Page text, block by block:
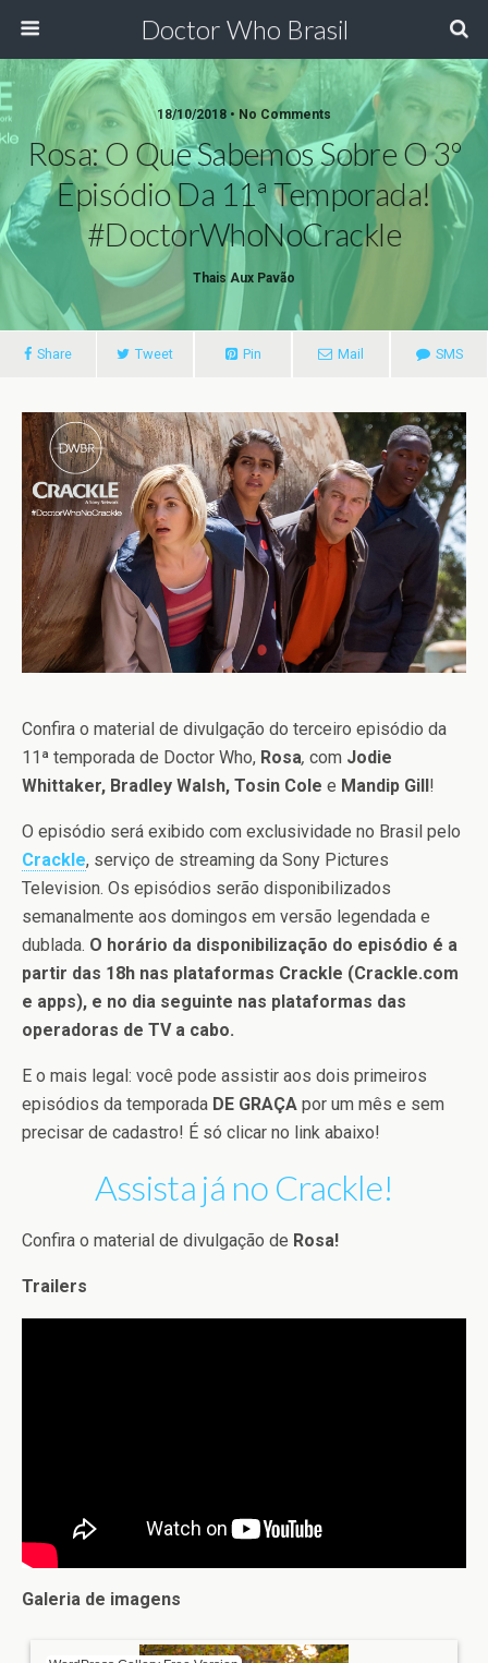
Doctor Who Brasil
18/10/2018 • No Comments
Rosa: O Que Sabemos Sobre O 3º
Episódio Da 11ª Temporada!
#DoctorWhoNoCrackle
Thais Aux Pavão
Share Tweet Pin Mail SMS
Confira o material de divulgação do terceiro episódio da
11ª temporada de Doctor Who, Rosa, com Jodie
Whittaker, Bradley Walsh, Tosin Cole e Mandip Gill!
O episódio será exibido com exclusividade no Brasil pelo
Crackle, serviço de streaming da Sony Pictures
Television. Os episódios serão disponibilizados
semanalmente aos domingos em versão legendada e
dublada. O horário da disponibilização do episódio é a
partir das 18h nas plataformas Crackle (Crackle.com
e apps), e no dia seguinte nas plataformas das
operadoras de TV a cabo.
E o mais legal: você pode assistir aos dois primeiros
episódios da temporada DE GRAÇA por um mês e sem
precisar de cadastro! É só clicar no link abaixo!
Assista já no Crackle!
Confira o material de divulgação de Rosa!
Trailers
Galeria de imagens